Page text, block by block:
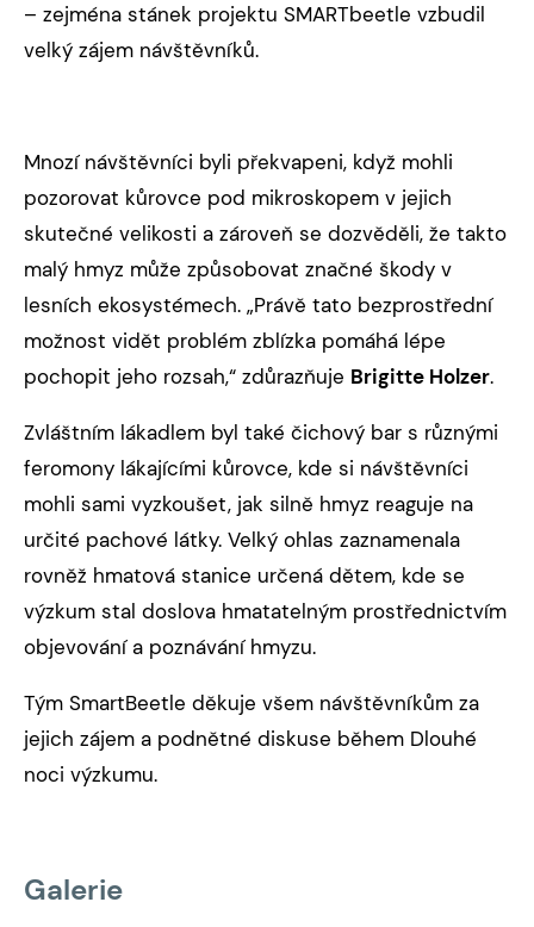
– zejména stánek projektu SMARTbeetle vzbudil
velký zájem návštěvníků.
Mnozí návštěvníci byli překvapeni, když mohli
pozorovat kůrovce pod mikroskopem v jejich
skutečné velikosti a zároveň se dozvěděli, že takto
malý hmyz může způsobovat značné škody v
lesních ekosystémech. „Právě tato bezprostřední
možnost vidět problém zblízka pomáhá lépe
pochopit jeho rozsah,“ zdůrazňuje Brigitte Holzer.
Zvláštním lákadlem byl také čichový bar s různými
feromony lákajícími kůrovce, kde si návštěvníci
mohli sami vyzkoušet, jak silně hmyz reaguje na
určité pachové látky. Velký ohlas zaznamenala
rovněž hmatová stanice určená dětem, kde se
výzkum stal doslova hmatatelným prostřednictvím
objevování a poznávání hmyzu.
Tým SmartBeetle děkuje všem návštěvníkům za
jejich zájem a podnětné diskuse během Dlouhé
noci výzkumu.
Galerie